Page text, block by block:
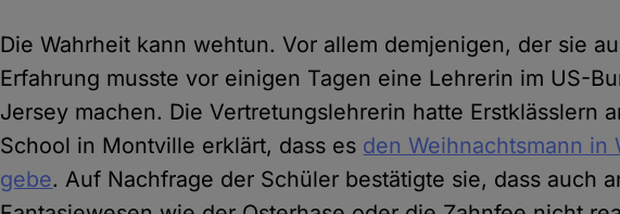
Die Wahrheit kann wehtun. Vor allem demjenigen, der sie
Erfahrung musste vor einigen Tagen eine Lehrerin im US-
Jersey machen. Die Vertretungslehrerin hatte Erstklässlern
School in Montville erklärt, dass es den Weihnachtsmann in
gebe. Auf Nachfrage der Schüler bestätigte sie, dass auch